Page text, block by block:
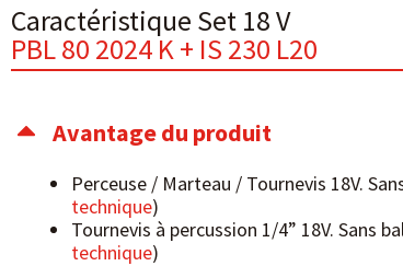
Caractéristique Set 18 V
PBL 80 2024 K + IS 230 L20
Avantage du produit
Perceuse / Marteau / Tournevis 18V.
technique)
Tournevis à percussion 1/4” 18V. Sans
technique)